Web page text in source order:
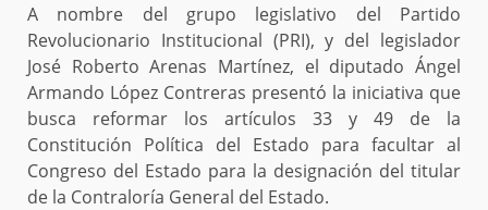
A nombre del grupo legislativo del Partido
Revolucionario Institucional (PRI), y del legislador
José Roberto Arenas Martínez, el diputado Ángel
Armando López Contreras presentó la iniciativa que
busca reformar los artículos 33 y 49 de la
Constitución Política del Estado para facultar al
Congreso del Estado para la designación del titular
de la Contraloría General del Estado.